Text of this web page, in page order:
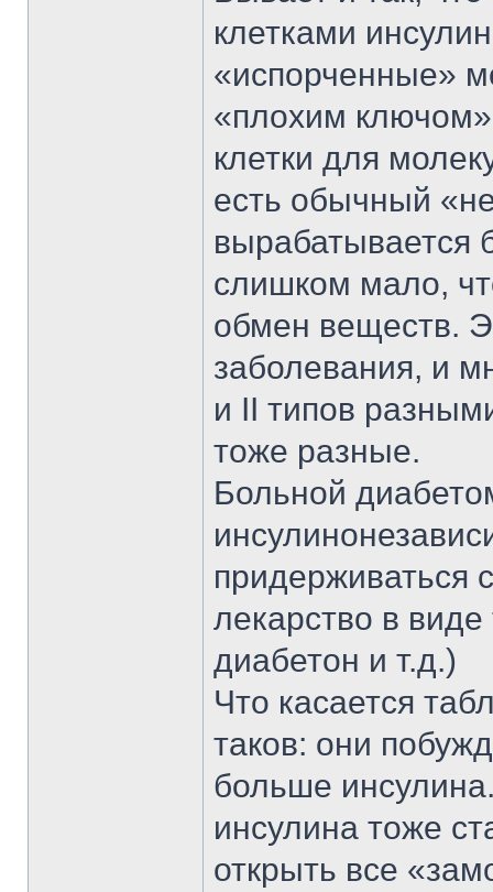
клетками
«испорченные»
«плохим
клетки для
есть обычный
вырабатывается
слишком мало,
обмен веществ.
заболевания, и
и II типов
тоже разные.
Больной
придерживаться
лекарство в
диабетон и т.д.)
Что касается
таков: они
больше
инсулина тоже
открыть все